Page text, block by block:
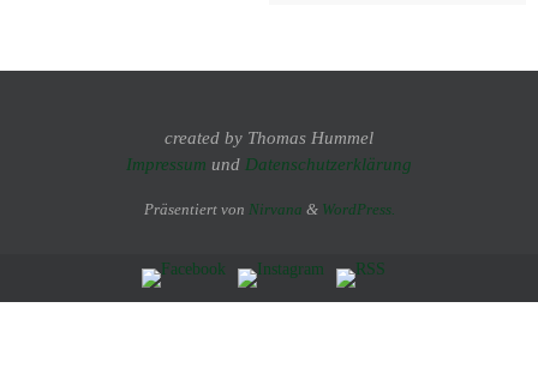
created by Thomas Hummel
Impressum und Datenschutzerklärung
Präsentiert von Nirvana & WordPress.